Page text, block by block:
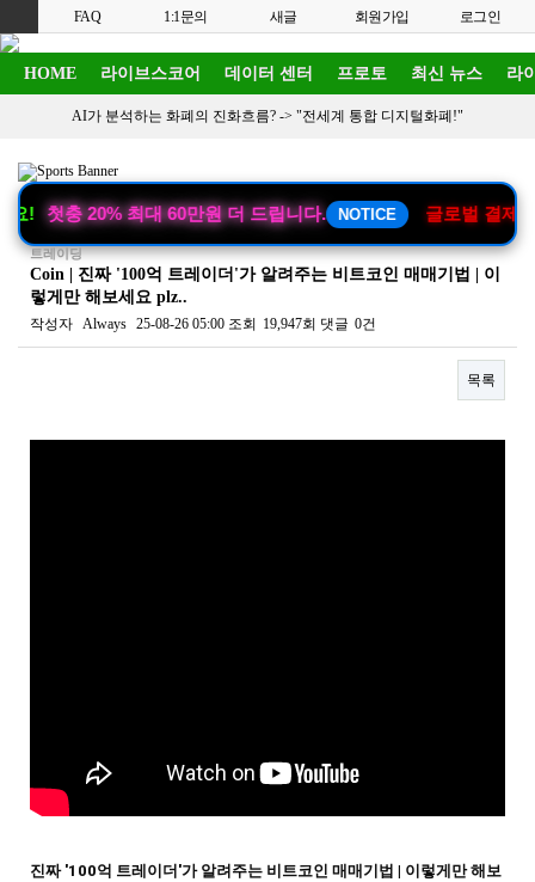
FAQ 1:1문의 새글 회원가입 로그인
HOME 라이브스코어 데이터 센터 프로토 최신 뉴스 라
AI가 분석하는 화폐의 진화흐름? -> "전세계 통합 디지털화폐!"
! 첫충 20% 최대 60만원 더 드립니다. NOTICE 글로벌 결제의
트레이딩
Coin | 진짜 '100억 트레이더'가 알려주는 비트코인 매매기법 | 이
렇게만 해보세요 plz..
작성자 Always 25-08-26 05:00 조회 19,947회 댓글 0건
목록
본문
진짜 '100억 트레이더'가 알려주는 비트코인 매매기법 | 이렇게만 해보